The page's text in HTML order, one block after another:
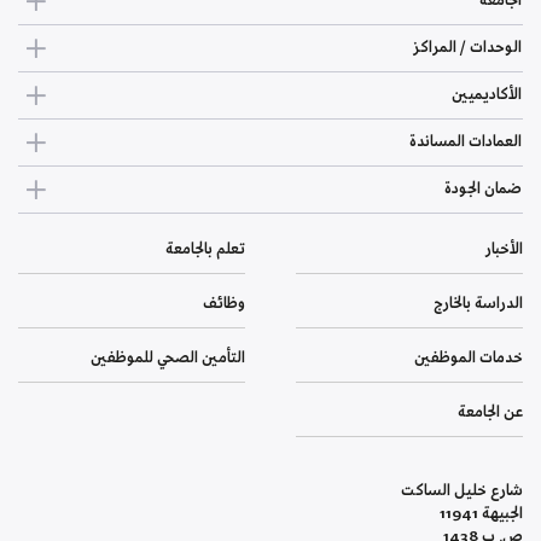
الوحدات / المراكز
الأكاديميين
العمادات المساندة
ضمان الجودة
الأخبار تعلم بالجامعة
الدراسة بالخارج وظائف
خدمات الموظفين التأمين الصحي للموظفين
عن الجامعة
شارع خليل الساكت
الجبيهة 11941
ص. ب 1438